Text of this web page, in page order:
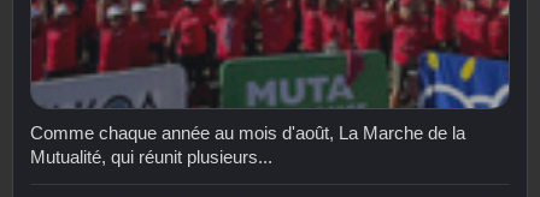
Comme chaque année au mois d'août, La Marche de la
Mutualité, qui réunit plusieurs...